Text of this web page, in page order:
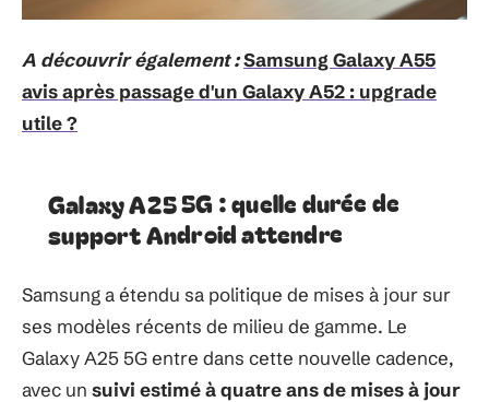
A découvrir également :Samsung Galaxy A55
avis après passage d'un Galaxy A52 : upgrade
utile ?
Galaxy A25 5G : quelle durée de
support Android attendre
Samsung a étendu sa politique de mises à jour sur
ses modèles récents de milieu de gamme. Le
Galaxy A25 5G entre dans cette nouvelle cadence,
avec un suivi estimé à quatre ans de mises à jour